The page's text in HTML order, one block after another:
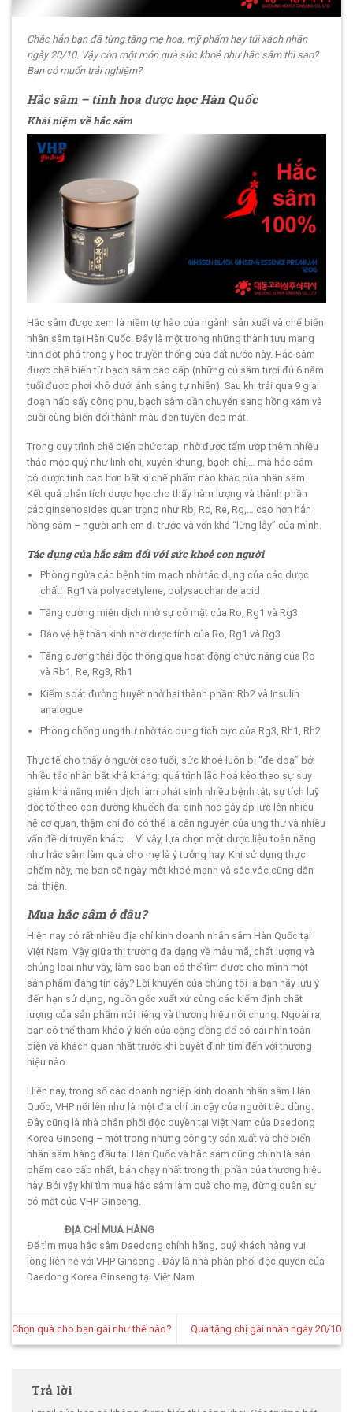
Chắc hẳn bạn đã từng tặng mẹ hoa, mỹ phẩm hay túi xách nhân
ngày 20/10. Vậy còn một món quà sức khoẻ như hắc sâm thì sao?
Bạn có muốn trải nghiệm?
Hắc sâm – tinh hoa dược học Hàn Quốc
Khái niệm về hắc sâm
Hắc sâm được xem là niềm tự hào của ngành sản xuất và chế biến
nhân sâm tại Hàn Quốc. Đây là một trong những thành tựu mang
tính đột phá trong y học truyền thống của đất nước này. Hắc sâm
được chế biến từ bạch sâm cao cấp (những củ sâm tươi đủ 6 năm
tuổi được phơi khô dưới ánh sáng tự nhiên). Sau khi trải qua 9 giai
đoạn hấp sấy công phu, bạch sâm dần chuyển sang hồng xám và
cuối cùng biến đổi thành màu đen tuyền đẹp mắt.
Trong quy trình chế biến phức tạp, nhờ được tẩm ướp thêm nhiều
thảo mộc quý như linh chi, xuyên khung, bạch chỉ,… mà hắc sâm
có dược tính cao hơn bất kì chế phẩm nào khác của nhân sâm.
Kết quả phân tích dược học cho thấy hàm lượng và thành phần
các ginsenosides quan trọng như Rb, Rc, Re, Rg,… cao hơn hẳn
hồng sâm – người anh em đi trước và vốn khá “lừng lẫy” của mình.
Tác dụng của hắc sâm đối với sức khoẻ con người
Phòng ngừa các bệnh tim mạch nhờ tác dụng của các dược
chất: Rg1 và polyacetylene, polysaccharide acid
Tăng cường miễn dịch nhờ sự có mặt của Ro, Rg1 và Rg3
Bảo vệ hệ thần kinh nhờ dược tính của Ro, Rg1 và Rg3
Tăng cường thải độc thông qua hoạt động chức năng của Ro
và Rb1, Re, Rg3, Rh1
Kiểm soát đường huyết nhờ hai thành phần: Rb2 và Insulin
analogue
Phòng chống ung thư nhờ tác dụng tích cực của Rg3, Rh1, Rh2
Thực tế cho thấy ở người cao tuổi, sức khoẻ luôn bị “đe doạ” bởi
nhiều tác nhân bất khả kháng: quá trình lão hoá kéo theo sự suy
giảm khả năng miễn dịch làm phát sinh nhiều bệnh tật; sự tích luỹ
độc tố theo con đường khuếch đại sinh học gây áp lực lên nhiều
hệ cơ quan, thậm chí đó có thể là căn nguyên của ung thư và nhiều
vấn đề di truyền khác;…. Vì vậy, lựa chọn một dược liệu toàn năng
như hắc sâm làm quà cho mẹ là ý tưởng hay. Khi sử dụng thực
phẩm này, mẹ bạn sẽ ngày một khoẻ mạnh và sắc vóc cũng dần
cải thiện.
Mua hắc sâm ở đâu?
Hiện nay có rất nhiều địa chỉ kinh doanh nhân sâm Hàn Quốc tại
Việt Nam. Vậy giữa thị trường đa dạng về mẫu mã, chất lượng và
chủng loại như vậy, làm sao bạn có thể tìm được cho mình một
sản phẩm đáng tin cậy? Lời khuyên của chúng tôi là bạn hãy lưu ý
đến hạn sử dụng, nguồn gốc xuất xứ cùng các kiểm định chất
lượng của sản phẩm nói riêng và thương hiệu nói chung. Ngoài ra,
bạn có thể tham khảo ý kiến của cộng đồng để có cái nhìn toàn
diện và khách quan nhất trước khi quyết định tìm đến với thương
hiệu nào.
Hiện nay, trong số các doanh nghiệp kinh doanh nhân sâm Hàn
Quốc, VHP nổi lên như là một địa chỉ tin cậy của người tiêu dùng.
Đây cũng là nhà phân phối độc quyền tại Việt Nam của Daedong
Korea Ginseng – một trong những công ty sản xuất và chế biến
nhân sâm hàng đầu tại Hàn Quốc và hắc sâm cũng chính là sản
phẩm cao cấp nhất, bán chạy nhất trong thị phần của thương hiệu
này. Bởi vậy khi tìm mua hắc sâm làm quà cho mẹ, đừng quên sự
có mặt của VHP Ginseng.
ĐỊA CHỈ MUA HÀNG
Để tìm mua hắc sâm Daedong chính hãng, quý khách hàng vui
lòng liên hệ với VHP Ginseng . Đây là nhà phân phối độc quyền của
Daedong Korea Ginseng tại Việt Nam.
Chọn quà cho bạn gái như thế nào? Quà tặng chị gái nhân ngày 20/10
Trả lời